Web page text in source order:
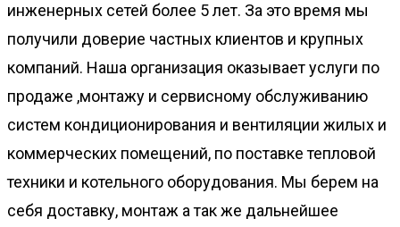
инженерных сетей более 5 лет. За это время мы
получили доверие частных клиентов и крупных
компаний. Наша организация оказывает услуги по
продаже ,монтажу и сервисному обслуживанию
систем кондиционирования и вентиляции жилых и
коммерческих помещений, по поставке тепловой
техники и котельного оборудования. Мы берем на
себя доставку, монтаж а так же дальнейшее